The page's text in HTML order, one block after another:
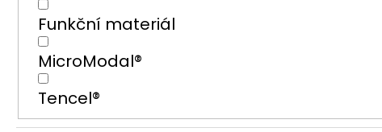
Funkční materiál
MicroModal®
Tencel®